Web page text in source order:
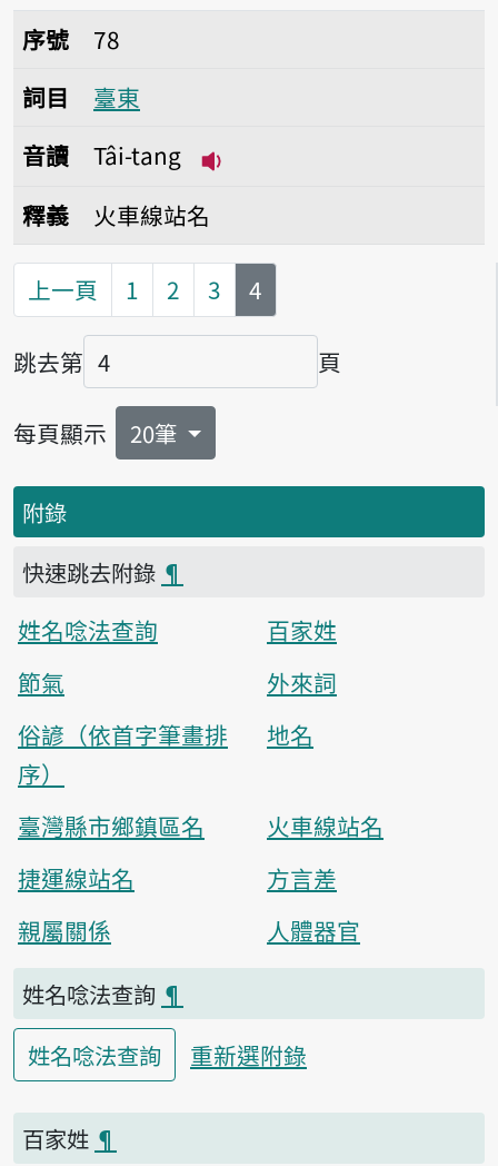
序號78臺東
序號
78
詞目
臺東
音讀
Tâi-tang
釋義 火車線站名
上一頁 1 2 3 第
4
跳去第
頁碼
頁
每頁顯示 20筆
附錄
快速跳去附錄 ¶
姓名唸法查詢
百家姓
節氣
外來詞
俗諺（依首字筆畫排
序）
地名
臺灣縣市鄉鎮區名
火車線站名
捷運線站名
方言差
親屬關係
人體器官
姓名唸法查詢 ¶
姓名唸法查詢
重新選附錄
百家姓 ¶